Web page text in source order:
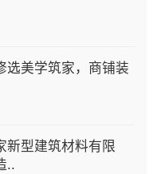
选美学筑家，商铺装
新型建筑材料有限
..